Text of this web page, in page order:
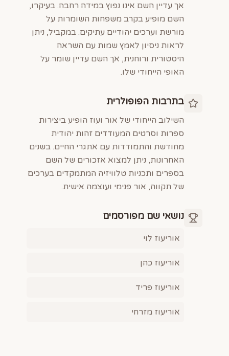
אך עדיין השם אינו נפוץ במידה רחבה. בעיקרו,
השם מופיע בקרב משפחות השומרות על
מורשת וערכים יהודיים עתיקים. במקביל, ניתן
לראות ניסיון לאמץ שמות עם השראה
היסטורית ורוחנית, אך השם עדיין שומר על
האופי הייחודי שלו.
בתרבות הפופולרית
השילוב הייחודי של אור ועוז הופיע ביצירות
ספרות וסרטים המעודדים זהות יהודית
מחודשת והתמודדות עם אתגרי החיים. בשנים
האחרונות, ניתן למצוא אזכורים של השם
בספרים ותכניות טלוויזיה המתמקדים בערכים
של תקווה, אור פנימי ועוצמה אישית.
נושאי שם מפורסמים
אוריעוז לוי
אוריעוז כהן
אוריעוז פריד
אוריעוז מזרחי